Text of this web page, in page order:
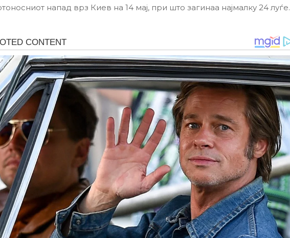
напад врз Киев на 14 мај, при што загинаа најмалку 24 луѓе.